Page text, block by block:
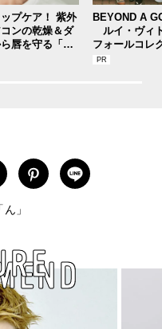
プケア！ 紫外
ンの乾燥＆ダ
唇を守る「リ
BEYOND A
ルイ・ヴィ
フォールコレ
描くプレッピ
」